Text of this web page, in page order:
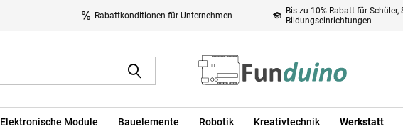
Rabattkonditionen für Unternehmen
Bis zu 10% Rabatt für Schüler,
Bildungseinrichtungen
Elektronische Module Bauelemente Robotik Kreativtechnik Werkstatt